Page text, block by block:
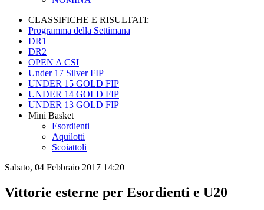
CLASSIFICHE E RISULTATI:
Programma della Settimana
DR1
DR2
OPEN A CSI
Under 17 Silver FIP
UNDER 15 GOLD FIP
UNDER 14 GOLD FIP
UNDER 13 GOLD FIP
Mini Basket
Esordienti
Aquilotti
Scoiattoli
Sabato, 04 Febbraio 2017 14:20
Vittorie esterne per Esordienti e U20